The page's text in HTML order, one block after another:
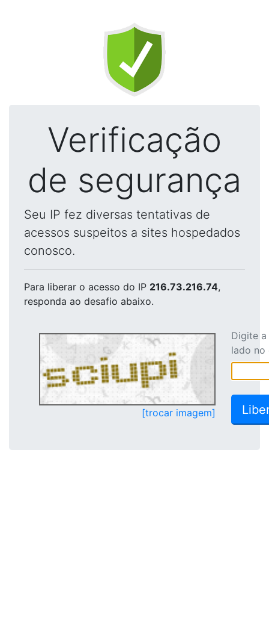
Verificação
de segurança
Seu IP fez diversas tentativas de
acessos suspeitos a sites hospedados
conosco.
Para liberar o acesso do IP 216.73.216.74,
responda ao desafio abaixo.
[trocar imagem]
Digite
lado no